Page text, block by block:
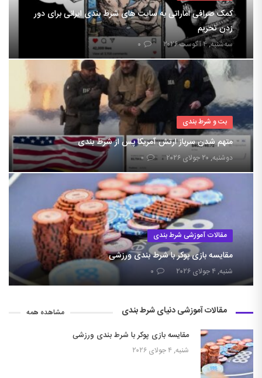
کمک صرافی اماراتی به سایت های شرط بندی ایرانی برای دور
زدن تحریم
سه‌شنبه, ۴ آگوست ۲۰۲۶ ۰
بت و شرط بندی
متهم شدن سرباز ارتش آمریکا پس از شرط بندی
دوشنبه, ۲۰ جولای ۲۰۲۶ ۰
مقالات آموزشی شرط بندی
مقایسه بازی پوکر با شرط بندی ورزشی
شنبه, ۴ جولای ۲۰۲۶ ۰
مقالات آموزشی دنیای شرط بندی مشاهده همه
مقایسه بازی پوکر با شرط بندی ورزشی
شنبه, ۴ جولای ۲۰۲۶